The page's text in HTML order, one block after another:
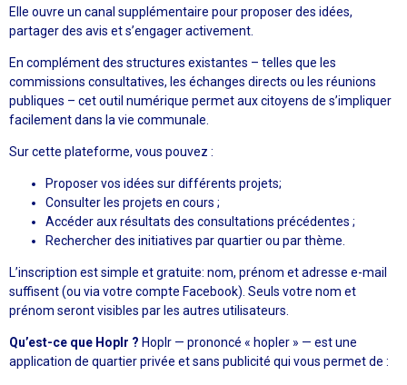
Elle ouvre un canal supplémentaire pour proposer des idées,
partager des avis et s’engager activement.
En complément des structures existantes – telles que les
commissions consultatives, les échanges directs ou les réunions
publiques – cet outil numérique permet aux citoyens de s’impliquer
facilement dans la vie communale.
Sur cette plateforme, vous pouvez :
Proposer vos idées sur différents projets;
Consulter les projets en cours ;
Accéder aux résultats des consultations précédentes ;
Rechercher des initiatives par quartier ou par thème.
L’inscription est simple et gratuite: nom, prénom et adresse e-mail
suffisent (ou via votre compte Facebook). Seuls votre nom et
prénom seront visibles par les autres utilisateurs.
Qu’est-ce que Hoplr ? Hoplr — prononcé « hopler » — est une
application de quartier privée et sans publicité qui vous permet de :